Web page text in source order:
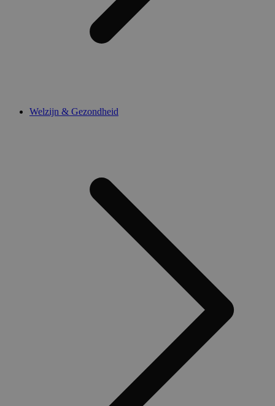
Welzijn & Gezondheid